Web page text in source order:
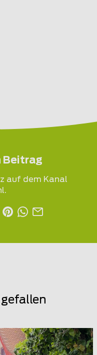
Beitrag
auf dem Kanal